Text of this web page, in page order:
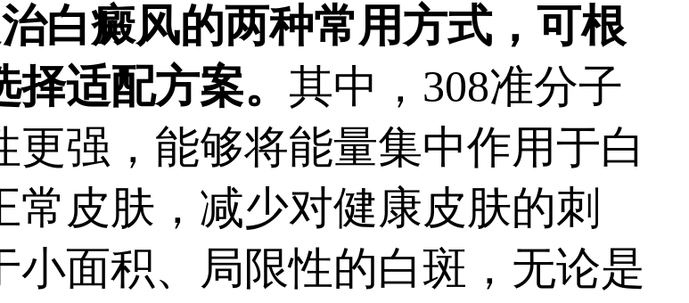
，起效慢一些，需坚持多次治疗。
情复杂，治疗没有统一方案，还应
导下个性化治疗，确定合适的照光
病情稳步好转。...
癜风的两种常用方式，可根
适配方案。 其中，308准分子
强，能够将能量集中作用于白
皮肤，减少对健康皮肤的刺
面积、局限性的白斑，无论是